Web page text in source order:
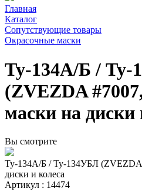
Главная
Каталог
Сопутствующие товары
Окрасочные маски
Ту-134А/Б / Ту-
(ZVEZDA
маски на диски
Вы смотрите
Ту-134А/Б / Ту-134УБЛ (ZVEZDA
диски и колеса
Артикул : 14474